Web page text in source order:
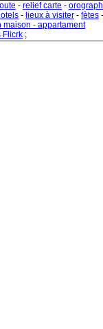
- relief carte -
- lieux à visiter - fètes
maison - appartament
Flicrk ;